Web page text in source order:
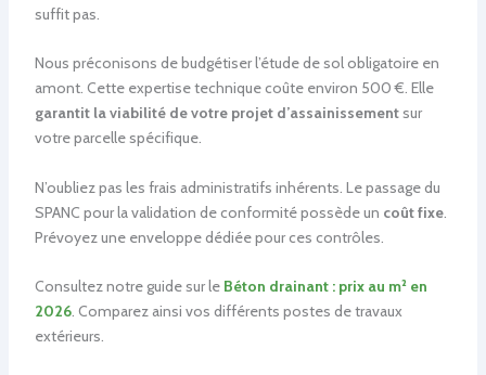
suffit pas.
Nous préconisons de budgétiser l’étude de sol obligatoire en
amont. Cette expertise technique coûte environ 500 €. Elle
garantit la viabilité de votre projet d’assainissementsur
votre parcelle spécifique.
N’oubliez pas les frais administratifs inhérents. Le passage du
SPANC pour la validation de conformité possède un coût fixe.
Prévoyez une enveloppe dédiée pour ces contrôles.
Consultez notre guide sur le Béton drainant : prix au m² en
2026. Comparez ainsi vos différents postes de travaux
extérieurs.